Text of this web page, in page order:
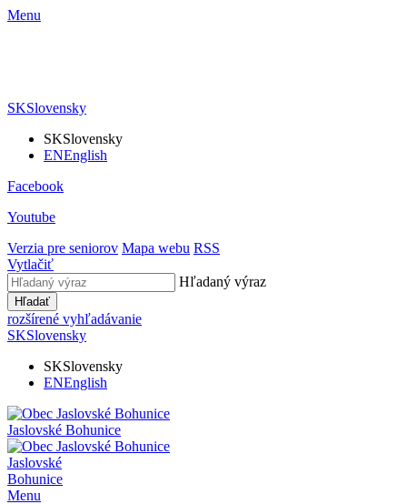
Menu
SKSlovensky
SKSlovensky
ENEnglish
Facebook
Youtube
Verzia pre seniorov Mapa webu RSS
Vytlačiť
Hľadaný výraz
Hľadať
rozšírené vyhľadávanie
SKSlovensky
SKSlovensky
ENEnglish
Jaslovské Bohunice
Jaslovské
Bohunice
Menu